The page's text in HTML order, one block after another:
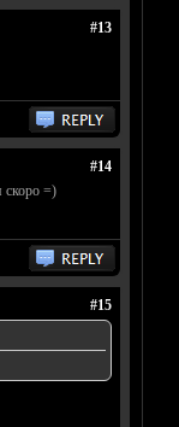
#13
#14
скоро =)
#15